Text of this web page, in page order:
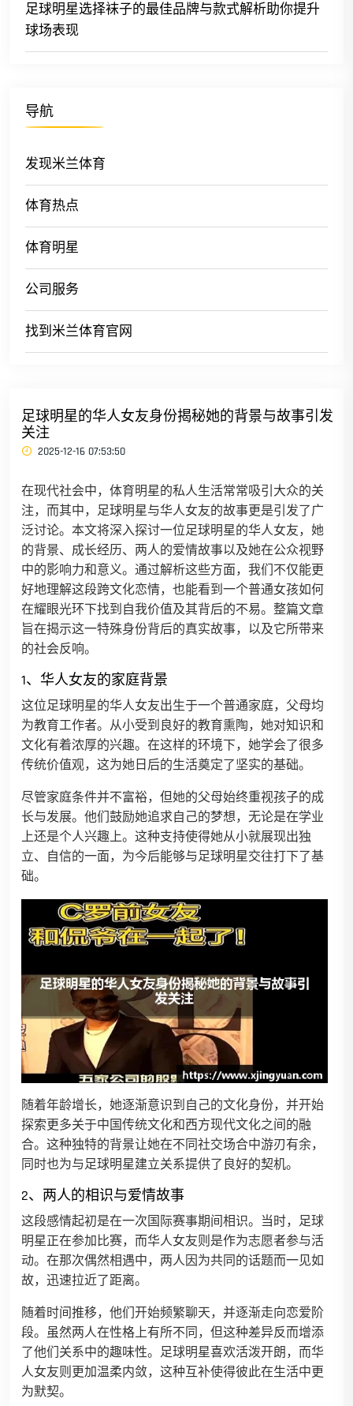
足球明星选择袜子的最佳品牌与款式解析助你提升
球场表现
导航
发现米兰体育
体育热点
体育明星
公司服务
找到米兰体育官网
足球明星的华人女友身份揭秘她的背景与故事引发
关注
2025-12-16 07:53:50
在现代社会中，体育明星的私人生活常常吸引大众的关
注，而其中，足球明星与华人女友的故事更是引发了广
泛讨论。本文将深入探讨一位足球明星的华人女友，她
的背景、成长经历、两人的爱情故事以及她在公众视野
中的影响力和意义。通过解析这些方面，我们不仅能更
好地理解这段跨文化恋情，也能看到一个普通女孩如何
在耀眼光环下找到自我价值及其背后的不易。整篇文章
旨在揭示这一特殊身份背后的真实故事，以及它所带来
的社会反响。
1、华人女友的家庭背景
这位足球明星的华人女友出生于一个普通家庭，父母均
为教育工作者。从小受到良好的教育熏陶，她对知识和
文化有着浓厚的兴趣。在这样的环境下，她学会了很多
传统价值观，这为她日后的生活奠定了坚实的基础。
尽管家庭条件并不富裕，但她的父母始终重视孩子的成
长与发展。他们鼓励她追求自己的梦想，无论是在学业
上还是个人兴趣上。这种支持使得她从小就展现出独
立、自信的一面，为今后能够与足球明星交往打下了基
础。
随着年龄增长，她逐渐意识到自己的文化身份，并开始
探索更多关于中国传统文化和西方现代文化之间的融
合。这种独特的背景让她在不同社交场合中游刃有余，
同时也为与足球明星建立关系提供了良好的契机。
2、两人的相识与爱情故事
这段感情起初是在一次国际赛事期间相识。当时，足球
明星正在参加比赛，而华人女友则是作为志愿者参与活
动。在那次偶然相遇中，两人因为共同的话题而一见如
故，迅速拉近了距离。
随着时间推移，他们开始频繁聊天，并逐渐走向恋爱阶
段。虽然两人在性格上有所不同，但这种差异反而增添
了他们关系中的趣味性。足球明星喜欢活泼开朗，而华
人女友则更加温柔内敛，这种互补使得彼此在生活中更
为默契。